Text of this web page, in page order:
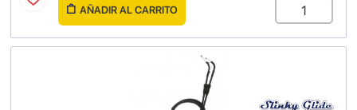
AÑADIR AL CARRITO